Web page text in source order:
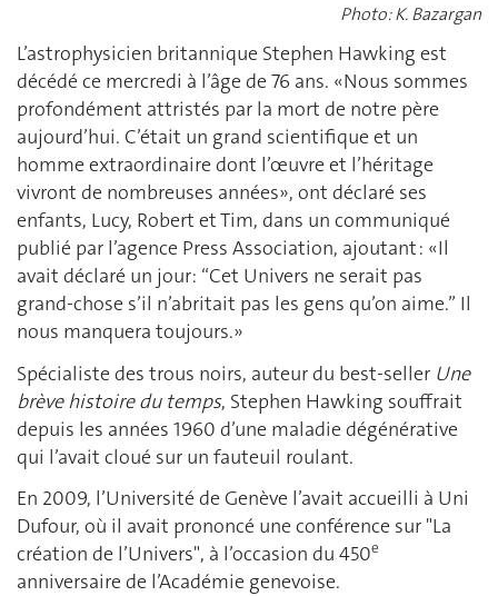
Photo: K. Bazargan
L’astrophysicien britannique Stephen Hawking est
décédé ce mercredi à l’âge de 76 ans. «Nous sommes
profondément attristés par la mort de notre père
aujourd’hui. C’était un grand scientifique et un
homme extraordinaire dont l’œuvre et l’héritage
vivront de nombreuses années», ont déclaré ses
enfants, Lucy, Robert et Tim, dans un communiqué
publié par l’agence Press Association, ajoutant : «Il
avait déclaré un jour: “Cet Univers ne serait pas
grand-chose s’il n’abritait pas les gens qu’on aime.” Il
nous manquera toujours.»
Spécialiste des trous noirs, auteur du best-seller Une
brève histoire du temps, Stephen Hawking souffrait
depuis les années 1960 d’une maladie dégénérative
qui l’avait cloué sur un fauteuil roulant.
En 2009, l’Université de Genève l’avait accueilli à Uni
Dufour, où il avait prononcé une conférence sur "La
création de l’Univers", à l’occasion du 450e
anniversaire de l’Académie genevoise.